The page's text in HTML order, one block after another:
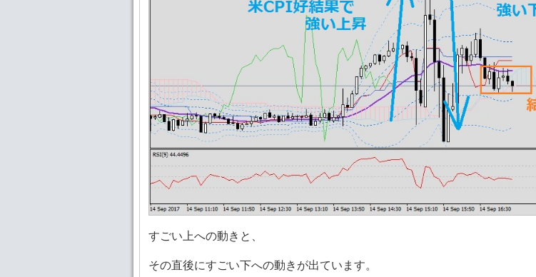
すごい上への動きと、
その直後にすごい下への動きが出ています。